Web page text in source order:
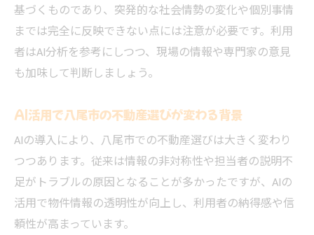
基づくものであり、突発的な社会情勢の変化や個別事情
までは完全に反映できない点には注意が必要です。利用
者はAI分析を参考にしつつ、現場の情報や専門家の意見
も加味して判断しましょう。
AI活用で八尾市の不動産選びが変わる背景
AIの導入により、八尾市での不動産選びは大きく変わり
つつあります。従来は情報の非対称性や担当者の説明不
足がトラブルの原因となることが多かったですが、AIの
活用で物件情報の透明性が向上し、利用者の納得感や信
頼性が高まっています。